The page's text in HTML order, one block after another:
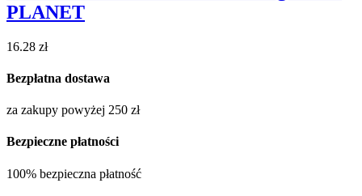
PLANET
16.28 zł
Bezpłatna dostawa
za zakupy powyżej 250 zł
Bezpieczne płatności
100% bezpieczna płatność